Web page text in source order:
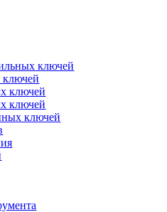
ключей
ключей
ключей
ключей
ключей